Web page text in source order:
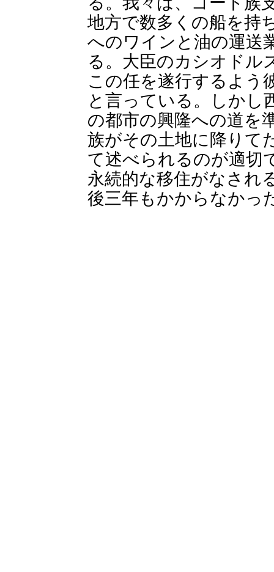
地方で数多くの船を持
へのワインと油の運送
る。大臣のカシオドル
この任を遂行するよう
と言っている。しかし
の都市の興隆への道を
族がその土地に降りて
て述べられるのが適切
永続的な移住がなされ
後三年もかからなかっ